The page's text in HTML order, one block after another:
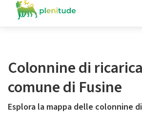
Colonnine di
comune di Fusine
Esplora la mappa delle colonnine